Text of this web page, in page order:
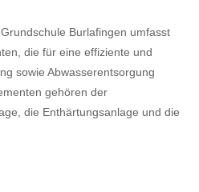
Burlafingen umfasst
die für eine effiziente und
sowie Abwasserentsorgung
gehören der
die Enthärtungsanlage und die